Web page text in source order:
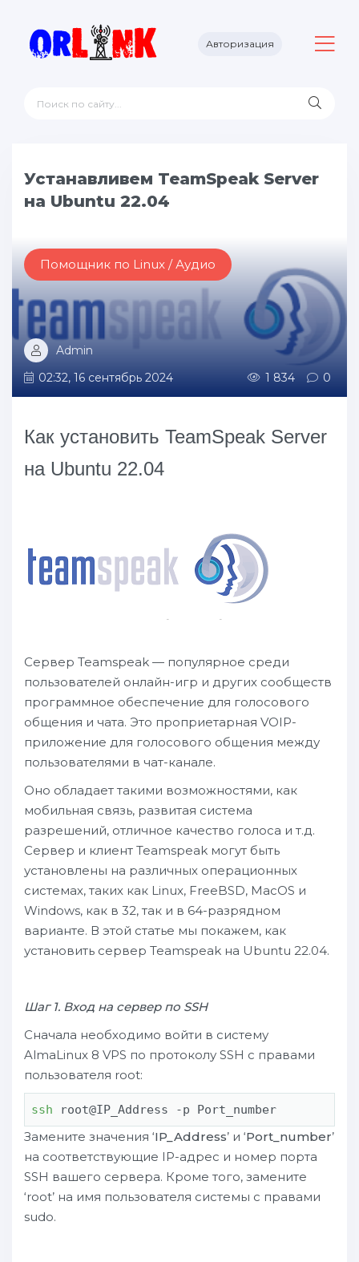
Авторизация
Устанавливем TeamSpeak Server
на Ubuntu 22.04
Помощник по Linux / Аудио
Admin
02:32, 16 сентябрь 2024
1 834 0
Как установить TeamSpeak Server
на Ubuntu 22.04
Сервер Teamspeak — популярное среди
пользователей онлайн-игр и других сообществ
программное обеспечение для голосового
общения и чата. Это проприетарная VOIP-
приложение для голосового общения между
пользователями в чат-канале.
Оно обладает такими возможностями, как
мобильная связь, развитая система
разрешений, отличное качество голоса и т.д.
Сервер и клиент Teamspeak могут быть
установлены на различных операционных
системах, таких как Linux, FreeBSD, MacOS и
Windows, как в 32, так и в 64-разрядном
варианте. В этой статье мы покажем, как
установить сервер Teamspeak на Ubuntu 22.04.
Шаг 1. Вход на сервер по SSH
Сначала необходимо войти в систему
AlmaLinux 8 VPS по протоколу SSH с правами
пользователя root:
ssh root@IP_Address -p Port_number
Замените значения ‘IP_Address’ и ‘Port_number’
на соответствующие IP-адрес и номер порта
SSH вашего сервера. Кроме того, замените
‘root’ на имя пользователя системы с правами
sudo.